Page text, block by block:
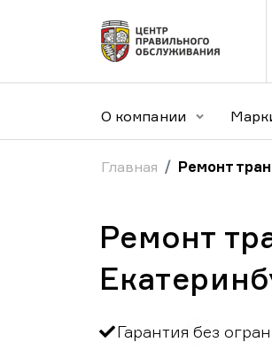
О компании
Главная Ремонт
Ремонт
Гарантия без